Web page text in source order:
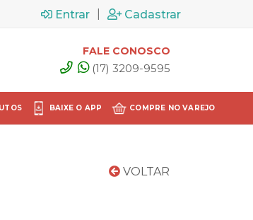
Entrar Cadastrar
FALE CONOSCO
(17) 3209-9595
BAIXE O APP COMPRE NO VAREJO
VOLTAR